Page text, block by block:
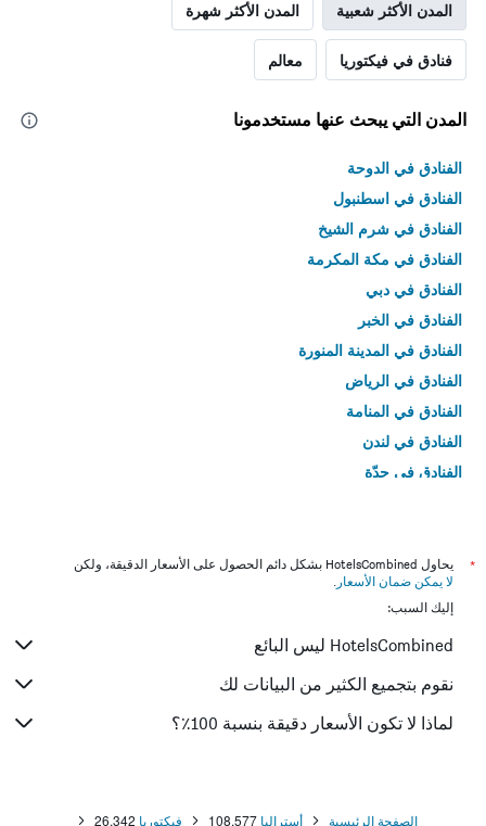
المدن الأكثر شعبية المدن الأكثر شهرة
فنادق في فيكتوريا معالم
المدن التي يبحث عنها مستخدمونا
الفنادق في الدوحة
الفنادق في اسطنبول
الفنادق في شرم الشيخ
الفنادق في مكة المكرمة
الفنادق في دبي
الفنادق في الخبر
الفنادق في المدينة المنورة
الفنادق في الرياض
الفنادق في المنامة
الفنادق في لندن
الفنادق في جدّة
*
يحاول HotelsCombined بشكل دائم الحصول على الأسعار الدقيقة، ولكن
لا يمكن ضمان الأسعار .
إليك السبب:
HotelsCombined ليس البائع
نقوم بتجميع الكثير من البيانات لك
لماذا لا تكون الأسعار دقيقة بنسبة 100٪؟
الصفحة الرئيسية أستراليا 108,577 فيكتوريا 26,342